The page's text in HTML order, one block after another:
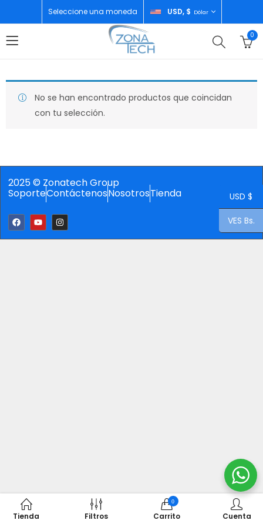
Seleccione una moneda USD, $ Dólar
0
No se han encontrado productos que coincidan
con tu selección.
2025 © Zonatech Group
SoporteContáctenosNosotrosTienda
Tienda Filtros
0
Carrito Cuenta
USD $
VES Bs.